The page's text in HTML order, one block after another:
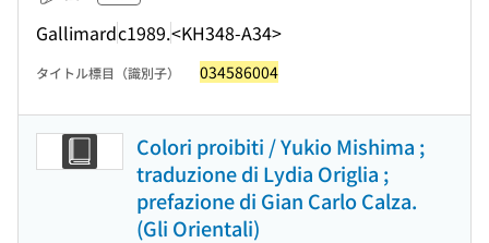
Gallimardc1989.<KH348-A34>
タイトル標目（識別子） 034586004
Colori proibiti / Yukio Mishima ;
traduzione di Lydia Origlia ;
prefazione di Gian Carlo Calza.
(Gli Orientali)